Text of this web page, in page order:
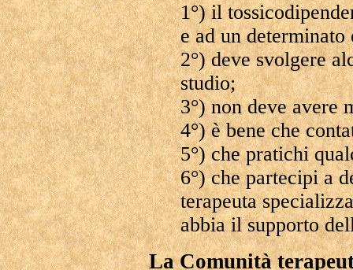
1°) il
e ad un determinato
2°) deve svolgere
studio;
3°) non deve avere
4°) è bene che
5°) che pratichi
6°) che partecipi a
terapeuta
abbia il supporto
La Comunità